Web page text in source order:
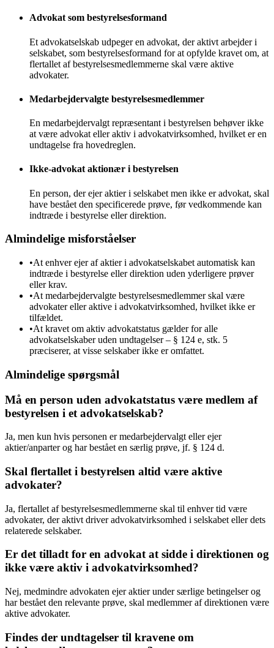
Advokat som bestyrelsesformand
Et advokatselskab udpeger en advokat, der aktivt arbejder i
selskabet, som bestyrelsesformand for at opfylde kravet om, at
flertallet af bestyrelsesmedlemmerne skal være aktive
advokater.
Medarbejdervalgte bestyrelsesmedlemmer
En medarbejdervalgt repræsentant i bestyrelsen behøver ikke
at være advokat eller aktiv i advokatvirksomhed, hvilket er en
undtagelse fra hovedreglen.
Ikke-advokat aktionær i bestyrelsen
En person, der ejer aktier i selskabet men ikke er advokat, skal
have bestået den specificerede prøve, før vedkommende kan
indtræde i bestyrelse eller direktion.
Almindelige misforståelser
•At enhver ejer af aktier i advokatselskabet automatisk kan
indtræde i bestyrelse eller direktion uden yderligere prøver
eller krav.
•At medarbejdervalgte bestyrelsesmedlemmer skal være
advokater eller aktive i advokatvirksomhed, hvilket ikke er
tilfældet.
•At kravet om aktiv advokatstatus gælder for alle
advokatselskaber uden undtagelser – § 124 e, stk. 5
præciserer, at visse selskaber ikke er omfattet.
Almindelige spørgsmål
Må en person uden advokatstatus være medlem af
bestyrelsen i et advokatselskab?
Ja, men kun hvis personen er medarbejdervalgt eller ejer
aktier/anparter og har bestået en særlig prøve, jf. § 124 d.
Skal flertallet i bestyrelsen altid være aktive
advokater?
Ja, flertallet af bestyrelsesmedlemmerne skal til enhver tid være
advokater, der aktivt driver advokatvirksomhed i selskabet eller dets
relaterede selskaber.
Er det tilladt for en advokat at sidde i direktionen og
ikke være aktiv i advokatvirksomhed?
Nej, medmindre advokaten ejer aktier under særlige betingelser og
har bestået den relevante prøve, skal medlemmer af direktionen være
aktive advokater.
Findes der undtagelser til kravene om